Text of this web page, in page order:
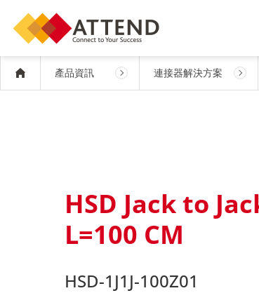
產品資訊 連接器解決方案
HSD Jack to
L=100 CM
HSD-1J1J-100Z01